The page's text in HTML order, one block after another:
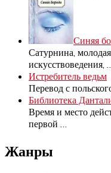
Синяя
Сатурнина,
искусствоведения,
Истребитель ведьм
Перевод с
Библиотека
Время и место
первой
Жанры